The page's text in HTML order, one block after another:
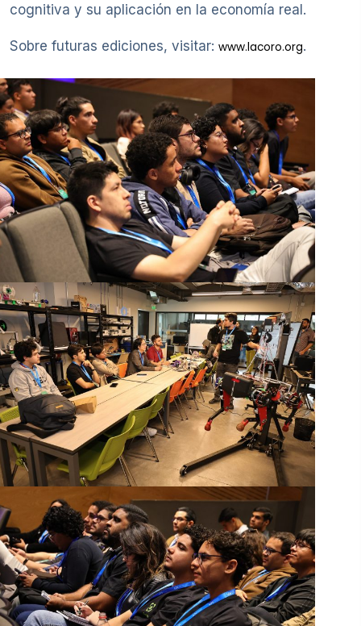
cognitiva y su aplicación en la economía real.
Sobre futuras ediciones, visitar: www.lacoro.org.